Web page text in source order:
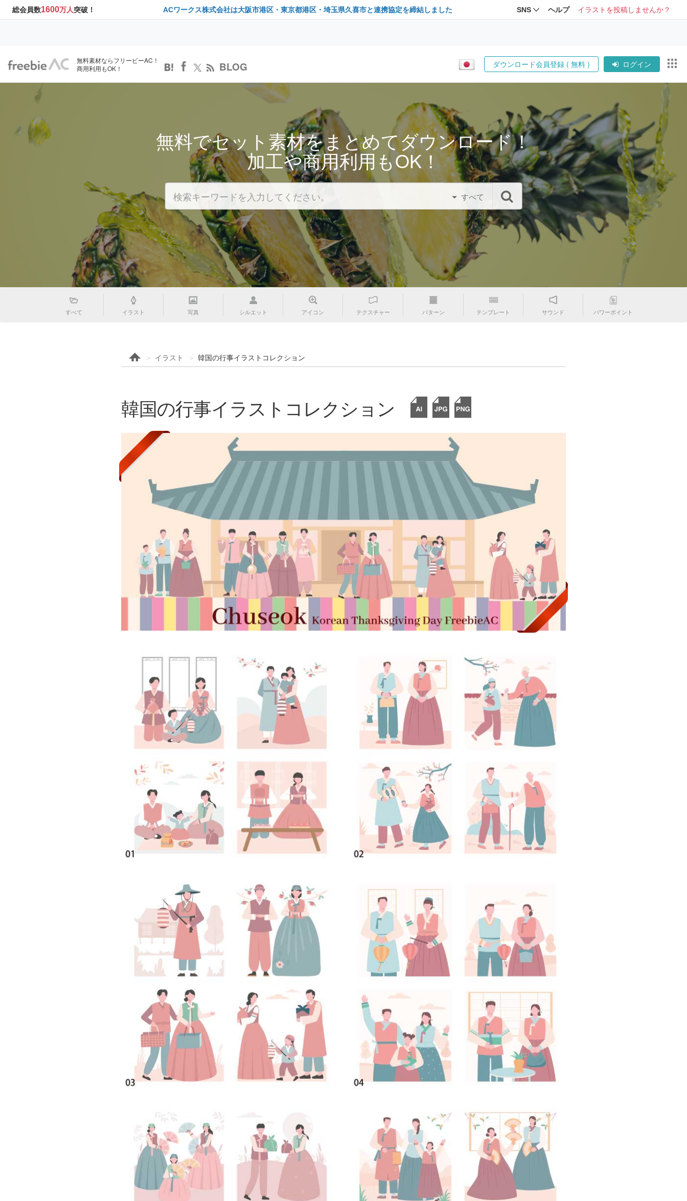
総会員数1600万人突破！ ACワークス株式会社は大阪市港区・東京都港区・埼玉県久喜市と連携協定を締結しました SNS ヘルプ イラストを投稿しませんか？
無料素材ならフリービーAC！
商用利用もOK！
BLOG ダウンロード会員登録 ( 無料 ) ログイン
無料でセット素材をまとめてダウンロード！
加工や商用利用もOK！
すべて
すべて イラスト 写真 シルエット アイコン テクスチャー パターン テンプレート サウンド パワーポイント
イラスト 韓国の行事イラストコレクション
韓国の行事イラストコレクション